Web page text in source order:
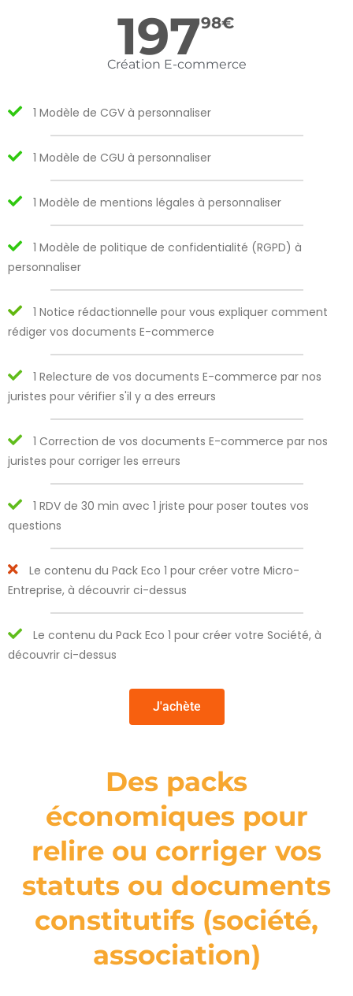
19798€
Création E-commerce
1 Modèle de CGV à personnaliser
1 Modèle de CGU à personnaliser
1 Modèle de mentions légales à personnaliser
1 Modèle de politique de confidentialité (RGPD) à
personnaliser
1 Notice rédactionnelle pour vous expliquer comment
rédiger vos documents E-commerce
1 Relecture de vos documents E-commerce par nos
juristes pour vérifier s'il y a des erreurs
1 Correction de vos documents E-commerce par nos
juristes pour corriger les erreurs
1 RDV de 30 min avec 1 jriste pour poser toutes vos
questions
Le contenu du Pack Eco 1 pour créer votre Micro-
Entreprise, à découvrir ci-dessus
Le contenu du Pack Eco 1 pour créer votre Société, à
découvrir ci-dessus
J'achète
Des packs
économiques pour
relire ou corriger vos
statuts ou documents
constitutifs (société,
association)